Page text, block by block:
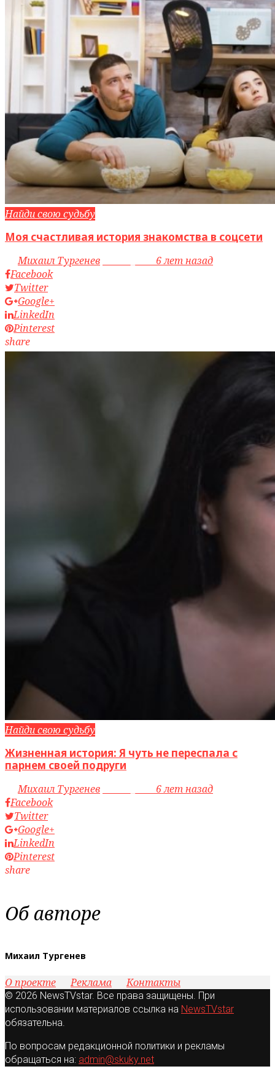
Найди свою судьбу
Моя счастливая история знакомства в соцсети
byМихаил Тургенев
6 лет назад
Facebook
Twitter
Google+
LinkedIn
Pinterest
share
Найди свою судьбу
Жизненная история: Я чуть не переспала с
парнем своей подруги
byМихаил Тургенев
6 лет назад
Facebook
Twitter
Google+
LinkedIn
Pinterest
share
Об авторе
Михаил Тургенев
О проекте Реклама Контакты
© 2026 NewsTVstar. Все права защищены. При
использовании материалов ссылка на NewsTVstar
обязательна.
По вопросам редакционной политики и рекламы
обращаться на: admin@skuky.net